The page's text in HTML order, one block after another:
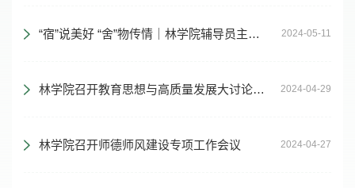
“宿”说美好 “舍”物传情｜林学院辅导员主动下沉与学生共建温馨寝室，共筑文明校园 2024-05-11
林学院召开教育思想与高质量发展大讨论启动部署会 2024-04-29
林学院召开师德师风建设专项工作会议 2024-04-27